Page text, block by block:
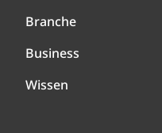
Branche
Business
Wissen